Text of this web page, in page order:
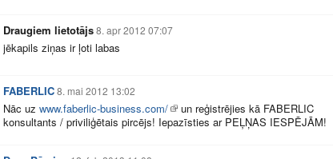
Draugiem lietotājs8. apr 2012 07:07
jēkapils ziņas ir ļoti labas
FABERLIC8. mai 2012 13:02
Nāc uz www.faberlic-business.com/
un reģistrējies kā FABERLIC
konsultants / priviliģētais pircējs! Iepazīsties ar PEĻŅAS IESPĒJĀM!